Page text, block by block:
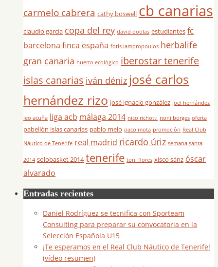
carmelo cabrera cathy boswell cb canarias
claudio garcía copa del rey david doblas estudiantes fc
barcelona finca españa fotis lampropoulos herbalife
gran canaria huerto ecológico iberostar tenerife
islas canarias iván déniz josé carlos
hernández rizo josé ignacio gonzález jöel hernández
leo acuña liga acb málaga 2014 nico richotti noni borges oferta
pabellón islas canarias pablo melo paco mota promoción Real Club
Náutico de Tenerife real madrid ricardo úriz semana santa
2014 solobasket 2014 tenerife toni flores xisco sánz óscar
alvarado
Entradas recientes
Daniel Rodríguez se tecnifica con Sporteam
Consulting para preparar su convocatoria en la
Selección Española U15
¡Te esperamos en el Real Club Náutico de Tenerife!
(vídeo resumen)